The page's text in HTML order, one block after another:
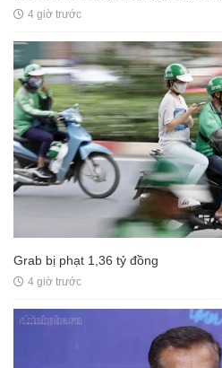
4 giờ trước
Grab bị phạt 1,36 tỷ đồng
4 giờ trước